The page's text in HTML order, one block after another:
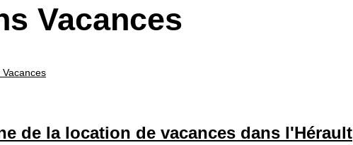
Vacances
de la location de vacances dans l'Hérault